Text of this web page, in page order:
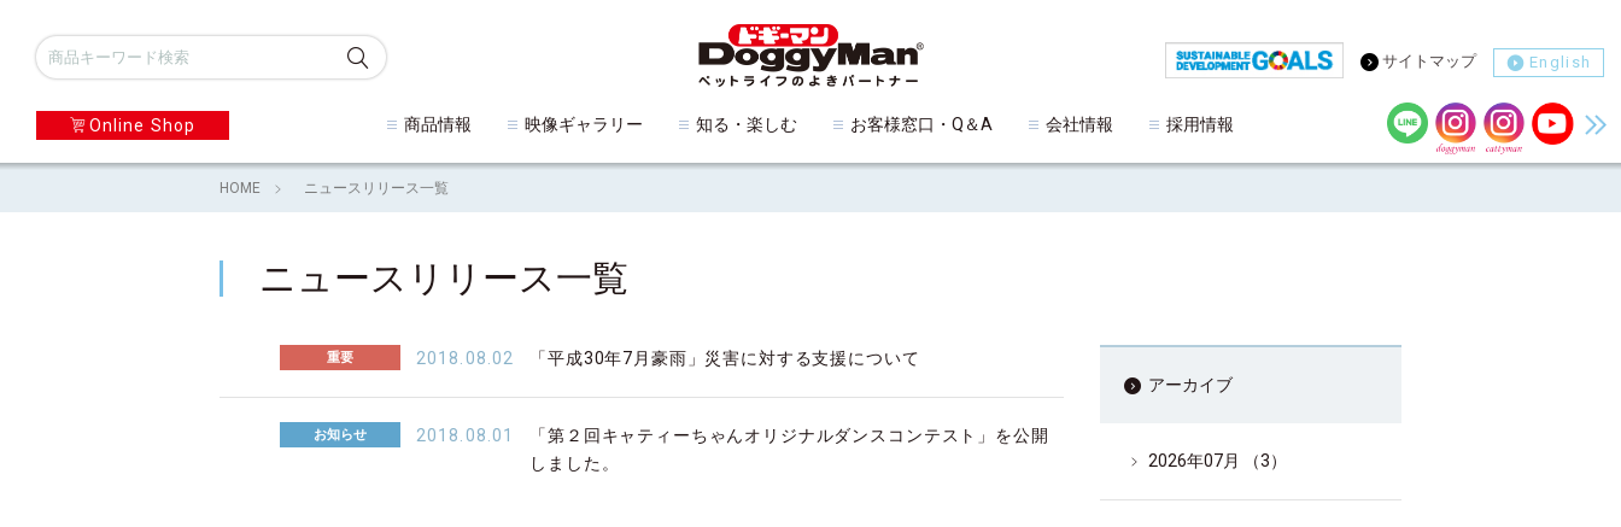
Online Shop 商品情報 映像ギャラリー 知る・楽しむ お客様窓口・Q＆A 会社情報 採用情報
サイトマップ English
HOME ニュースリリース一覧
ニュースリリース一覧
重要 2018.08.02 「平成30年7月豪雨」災害に対する支援について
お知らせ 2018.08.01
「第２回キャティーちゃんオリジナルダンスコンテスト」を公開
しました。
アーカイブ
2026年07月 （3）